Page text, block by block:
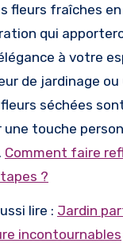
fleurs fraîches
qui
à votre
de jardinage ou
séchées
une touche
Comment faire
?
lire : Jardin
incontournables